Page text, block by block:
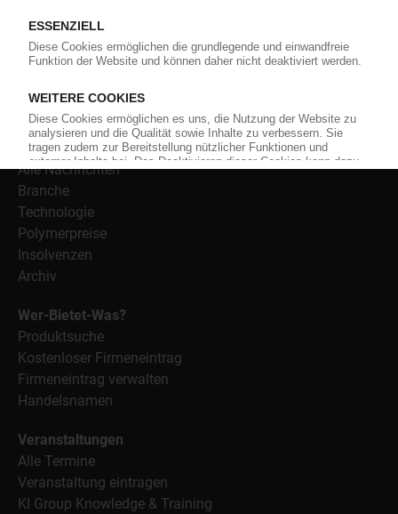
Material, Anwendungen und Verpackungen.
Weiterhin bietet das KunststoffWeb geeignete
Informationen wie Handelsnamen und Veranstaltungen.
Nachrichten
Alle Nachrichten
Branche
Technologie
Polymerpreise
Insolvenzen
Archiv
Wer-Bietet-Was?
Produktsuche
Kostenloser Firmeneintrag
Firmeneintrag verwalten
Handelsnamen
Veranstaltungen
Alle Termine
Veranstaltung eintragen
KI Group Knowledge & Training